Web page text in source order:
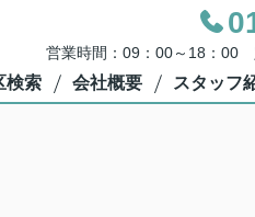
営業時間：09：00～18：00
検索 会社概要 スタッフ